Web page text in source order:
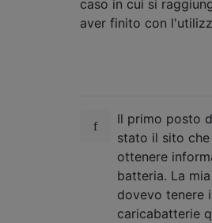
caso in cui si
aver finito con
Il primo posto
stato il sito
ottenere
batteria. La
dovevo tenere
caricabatterie